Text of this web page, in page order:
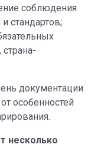
соблюдения
стандартов;
документации
особенностей
несколько